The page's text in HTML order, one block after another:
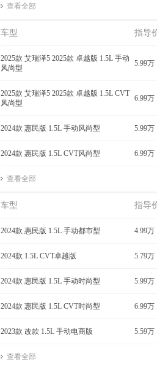
查看全部
车型 指导
2025款 艾瑞泽5 2025款 卓越版 1.5L 手动
风尚型
5.99万
2025款 艾瑞泽5 2025款 卓越版 1.5L CVT
风尚型
6.99万
2024款 惠民版 1.5L 手动风尚型 5.99万
2024款 惠民版 1.5L CVT风尚型 6.99万
查看全部
车型 指导
2024款 惠民版 1.5L 手动都市型 4.99万
2024款 1.5L CVT卓越版 5.79万
2024款 惠民版 1.5L 手动时尚型 5.99万
2024款 惠民版 1.5L CVT时尚型 6.99万
2023款 改款 1.5L 手动电商版 5.59万
查看全部